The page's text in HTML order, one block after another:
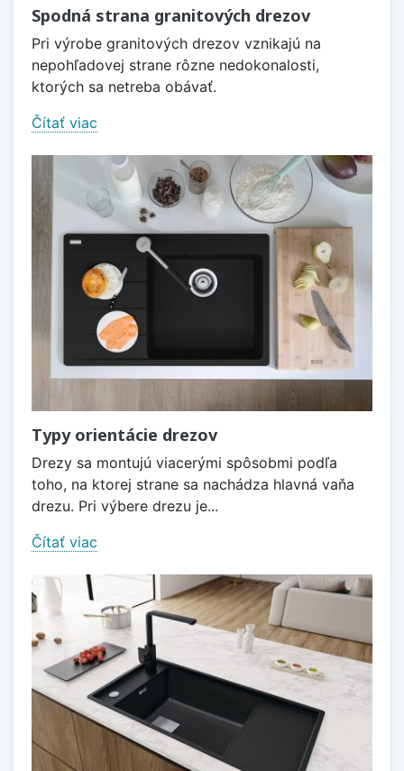
Spodná strana granitových drezov
Pri výrobe granitových drezov vznikajú na
nepohľadovej strane rôzne nedokonalosti,
ktorých sa netreba obávať.
Čítať viac
Typy orientácie drezov
Drezy sa montujú viacerými spôsobmi podľa
toho, na ktorej strane sa nachádza hlavná vaňa
drezu. Pri výbere drezu je...
Čítať viac